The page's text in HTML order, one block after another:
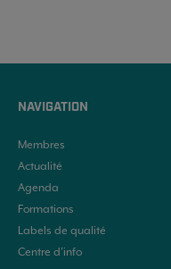
NAVIGATION
Membres
Actualité
Agenda
Formations
Labels de qualité
Centre d’info